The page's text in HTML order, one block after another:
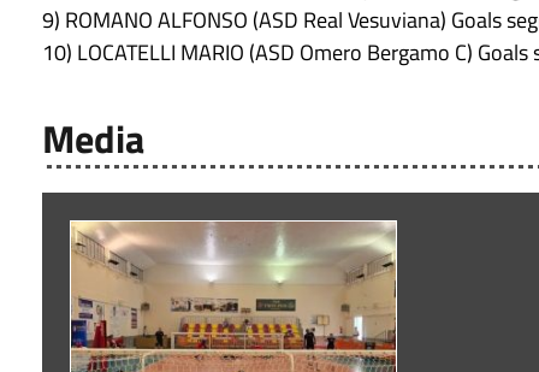
9) ROMANO ALFONSO (ASD Real Vesuviana) Goals
10) LOCATELLI MARIO (ASD Omero Bergamo C)
Media